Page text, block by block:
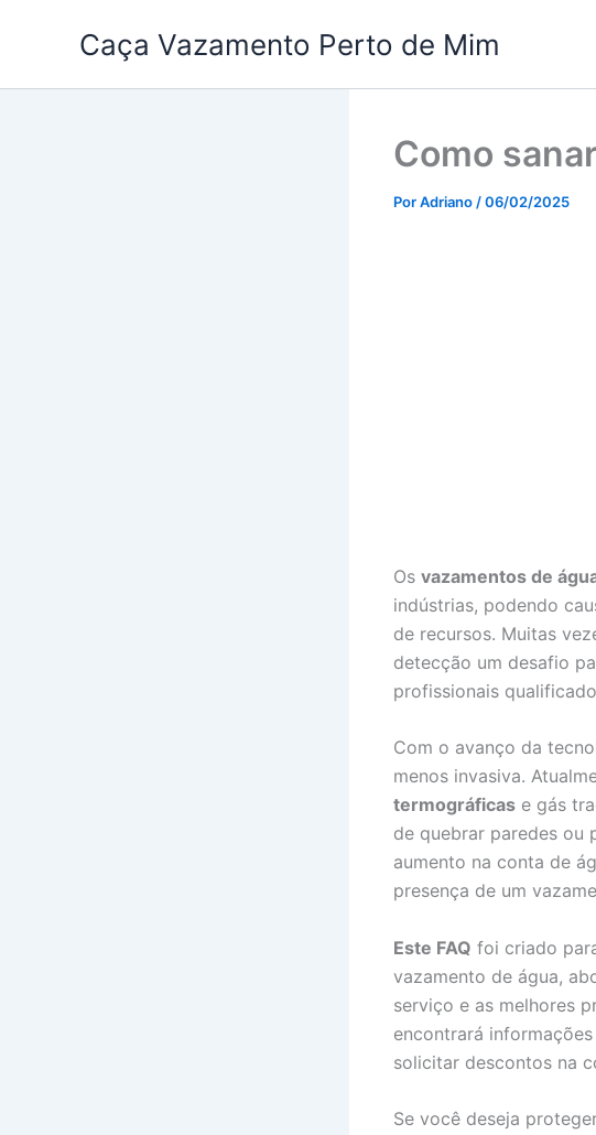
Caça Vazamento Perto de Mim
Como
PorAdriano /06/02/2025
Os vazamentos de
indústrias, podendo
de recursos. Muitas
detecção um desafio
profissionais
Com o avanço da
menos invasiva.
termográficas e gás
de quebrar paredes ou
aumento na conta de
presença de um
Este FAQ foi criado
vazamento de água,
serviço e as melhores
encontrará
solicitar descontos na
Se você deseja